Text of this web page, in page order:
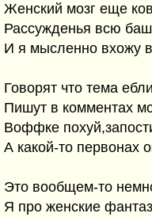
Женский мозг еще
Рассужденья всю
И я мысленно вхожу
Говорят что тема
Пишут в комментах
Воффке
А какой-то первонах
Это вообщем-то
Я про женские